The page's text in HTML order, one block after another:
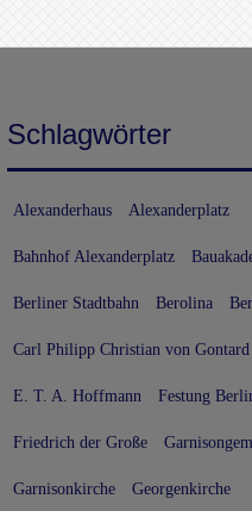
Schlagwörter
Alexanderhaus Alexanderplatz
Bahnhof Alexanderplatz
Berliner Stadtbahn Berolina
Carl Philipp Christian von Gontard
E. T. A. Hoffmann Festung
Friedrich der Große
Garnisonkirche Georgenkirche